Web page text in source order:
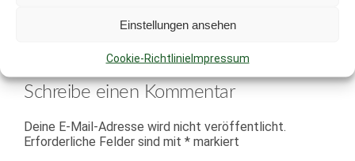
Einstellungen ansehen
Cookie-RichtlinieImpressum
Schreibe einen Kommentar
Deine E-Mail-Adresse wird nicht veröffentlicht.
Erforderliche Felder sind mit * markiert